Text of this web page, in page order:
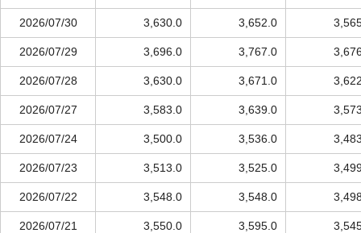
2026/07/30 3,630.0 3,652.0
2026/07/29 3,696.0 3,767.0
2026/07/28 3,630.0 3,671.0
2026/07/27 3,583.0 3,639.0
2026/07/24 3,500.0 3,536.0
2026/07/23 3,513.0 3,525.0
2026/07/22 3,548.0 3,548.0
2026/07/21 3,550.0 3,595.0